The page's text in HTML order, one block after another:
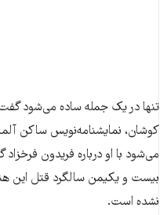
تنها در یک جمله ساده می‌شود
کوشان، نمایشنامه‌نویس ساکن
می‌شود با او درباره فریدون
بیست و یکیمن سالگرد قتل این
نشده است.